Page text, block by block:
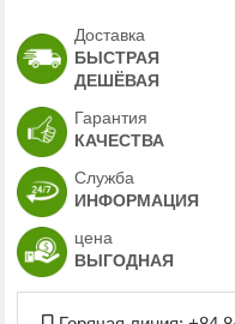
Доставка
БЫСТРАЯ
ДЕШЁВАЯ
Гарантия
КАЧЕСТВА
Служба
ИНФОРМАЦИЯ
цена
ВЫГОДНАЯ